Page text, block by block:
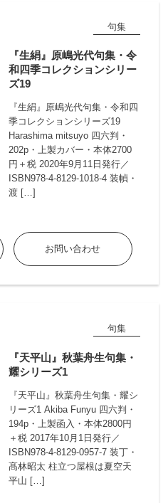
句集
『生絹』原嶋光代句集・令
和四季コレクションシリー
ズ19
『生絹』原嶋光代句集・令和四
季コレクションシリーズ19
Harashima mitsuyo 四六判・
202p・上製カバー・本体2700
円＋税 2020年9月11日発行／
ISBN978-4-8129-1018-4 装幀・
渡 […]
お問い合わせ
句集
『天平山』秋葉舟生句集・
耀シリーズ1
『天平山』秋葉舟生句集・耀シ
リーズ1 Akiba Funyu 四六判・
194p・上製函入・本体2800円
＋税 2017年10月1日発行／
ISBN978-4-8129-0957-7 装丁・
髙林昭太 柱立つ屋根は夏空天
平山 […]